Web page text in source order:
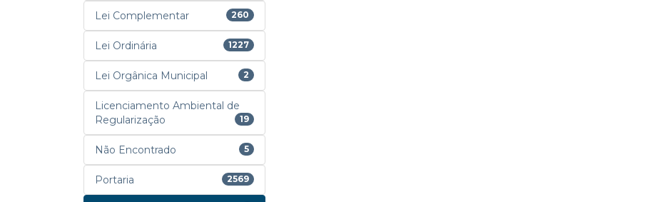
Lei Complementar 260
Lei Ordinária 1227
Lei Orgânica Municipal 2
Licenciamento Ambiental de
Regularização
19
Não Encontrado 5
Portaria 2569